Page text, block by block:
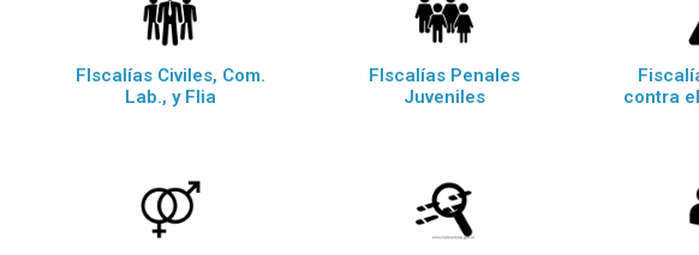
FIscalías Civiles, Com.
Lab., y Flia
FIscalías Penales
Juveniles
contra